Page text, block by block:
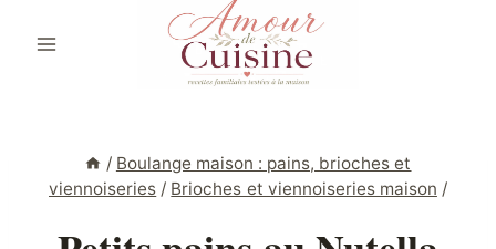
/ Boulange maison : pains, brioches et
viennoiseries / Brioches et viennoiseries maison /